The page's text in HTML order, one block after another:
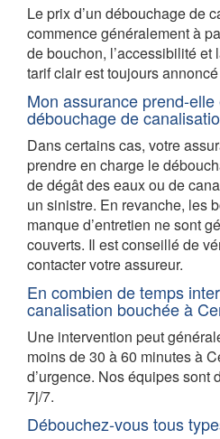
Le prix d’un débouchage de
commence généralement à
de bouchon, l’accessibilité et
tarif clair est toujours
Mon assurance prend-
débouchage de
Dans certains cas, votre
prendre en charge le
de dégât des eaux ou de
un sinistre. En revanche, les
manque d’entretien ne sont
couverts. Il est conseillé de
contacter votre assureur.
En combien de temps
canalisation bouchée à
Une intervention peut
moins de 30 à 60 minutes à
d’urgence. Nos équipes sont
7j/7.
Débouchez-vous tous